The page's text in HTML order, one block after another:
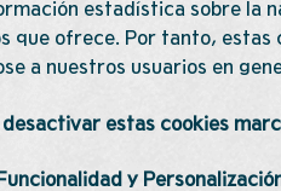
estadística sobre la
que ofrece. Por tanto, estas
a nuestros usuarios en
desactivar estas cookies
y